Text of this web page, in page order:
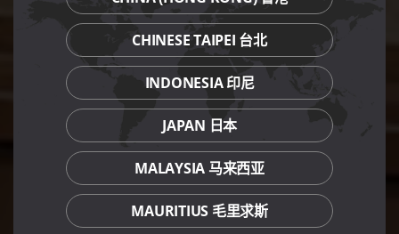
CHINESE TAIPEI 台北
INDONESIA 印尼
JAPAN 日本
MALAYSIA 马来西亚
MAURITIUS 毛里求斯